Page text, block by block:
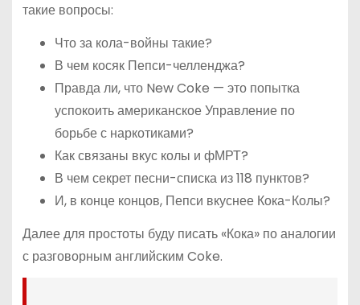
такие вопросы:
Что за кола-войны такие?
В чем косяк Пепси-челленджа?
Правда ли, что New Coke — это попытка
успокоить американское Управление по
борьбе с наркотиками?
Как связаны вкус колы и фМРТ?
В чем секрет песни-списка из 118 пунктов?
И, в конце концов, Пепси вкуснее Кока-Колы?
Далее для простоты буду писать «Кока» по аналогии
с разговорным английским Coke.